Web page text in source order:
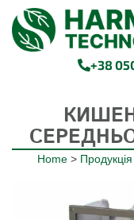
+38
Home> Продукція